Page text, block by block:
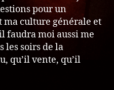
pour un
culture générale et
faudra moi aussi me
les soirs de la
qu’il vente, qu’il